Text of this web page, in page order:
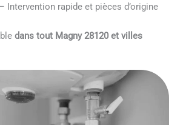
Intervention rapide et pièces d’origine
dans tout Magny 28120 et villes